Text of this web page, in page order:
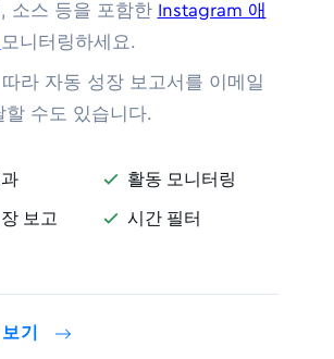
소스 등을 포함한 Instagram 애
모니터링하세요.
라 자동 성장 보고서를 이메일
할 수도 있습니다.
보고
 활동 모니터링
 시간 필터
기